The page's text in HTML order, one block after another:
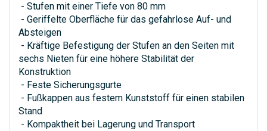
- Stufen mit einer Tiefe von 80 mm
- Geriffelte Oberfläche für das gefahrlose Auf- und
Absteigen
- Kräftige Befestigung der Stufen an den Seiten mit
sechs Nieten für eine höhere Stabilität der
Konstruktion
- Feste Sicherungsgurte
- Fußkappen aus festem Kunststoff für einen stabilen
Stand
- Kompaktheit bei Lagerung und Transport